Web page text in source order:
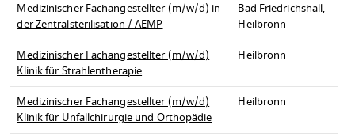
Medizinischer Fachangestellter (m/w/d) in
der Zentralsterilisation / AEMP
Bad Friedrichshall,
Heilbronn
Medizinischer Fachangestellter (m/w/d)
Klinik für Strahlentherapie
Heilbronn
Medizinischer Fachangestellter (m/w/d)
Klinik für Unfallchirurgie und Orthopädie
Heilbronn